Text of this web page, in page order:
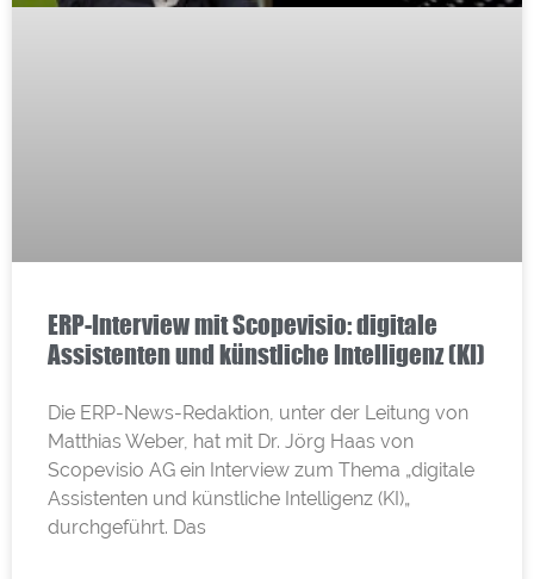
ERP-Interview mit Scopevisio: digitale
Assistenten und künstliche Intelligenz (KI)
Die ERP-News-Redaktion, unter der Leitung von
Matthias Weber, hat mit Dr. Jörg Haas von
Scopevisio AG ein Interview zum Thema „digitale
Assistenten und künstliche Intelligenz (KI)„
durchgeführt. Das